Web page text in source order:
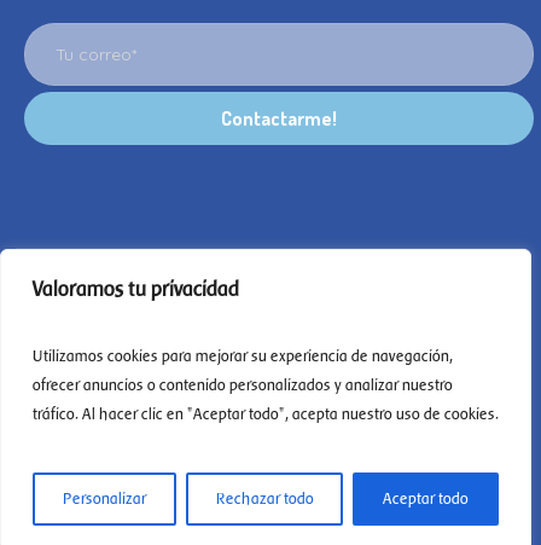
Valoramos tu privacidad
Utilizamos cookies para mejorar su experiencia de navegación,
ofrecer anuncios o contenido personalizados y analizar nuestro
tráfico. Al hacer clic en "Aceptar todo", acepta nuestro uso de cookies.
Personalizar Rechazar todo Aceptar todo
Derechos reservados, Espiral escuela Waldorf 2024